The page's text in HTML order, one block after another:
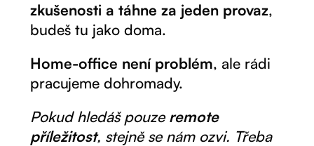
zkušenosti a táhne za jeden provaz,
budeš tu jako doma.
Home-office není problém, ale rádi
pracujeme dohromady.
Pokud hledáš pouzeremote
příležitost, stejně se nám ozvi. Třeba